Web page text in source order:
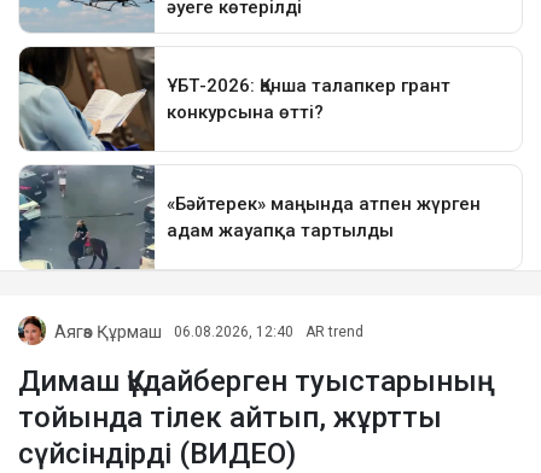
Аягөз Құрмаш 06.08.2026, 12:40 AR trend
Димаш Құдайберген туыстарының
тойында тілек айтып, жұртты
сүйсіндірді (ВИДЕО)